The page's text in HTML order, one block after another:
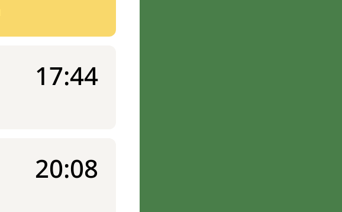
17:44
20:08